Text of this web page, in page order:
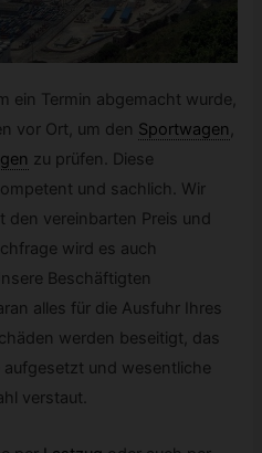
ein Termin abgemacht wurde,
vor Ort, um den Sportwagen ,
zu prüfen. Diese
und sachlich. Wir
den vereinbarten Preis und
wird es auch
Beschäftigten
alles für die Ausfuhr Ihres
werden beseitigt, das
und wesentliche
verstaut.